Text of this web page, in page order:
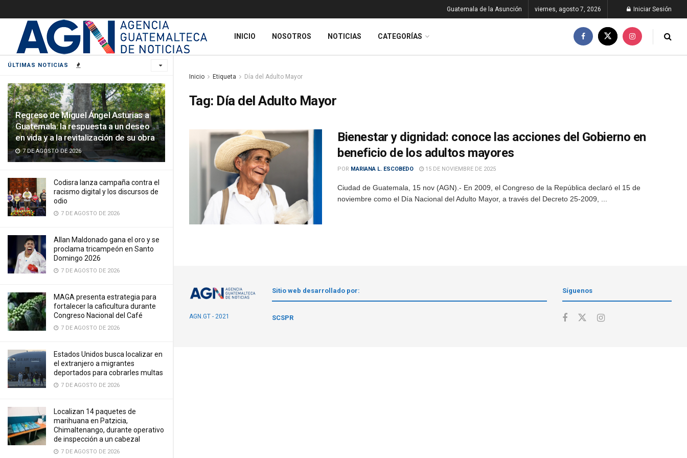
ÚLTIMAS NOTICIAS
Regreso de Miguel Ángel Asturias a
Guatemala: la respuesta a un deseo
en vida y a la revitalización de su obra
7 DE AGOSTO DE 2026
Codisra lanza campaña contra el
racismo digital y los discursos de
odio
7 DE AGOSTO DE 2026
Allan Maldonado gana el oro y se
proclama tricampeón en Santo
Domingo 2026
7 DE AGOSTO DE 2026
MAGA presenta estrategia para
fortalecer la caficultura durante
Congreso Nacional del Café
7 DE AGOSTO DE 2026
Estados Unidos busca localizar en
el extranjero a migrantes
deportados para cobrarles multas
7 DE AGOSTO DE 2026
Localizan 14 paquetes de
marihuana en Patzicia,
Chimaltenango, durante operativo
de inspección a un cabezal
7 DE AGOSTO DE 2026
Guatemala de la Asunción viernes, agosto 7, 2026 Iniciar Sesión
INICIO NOSOTROS NOTICIAS CATEGORÍAS
Inicio Etiqueta Día del Adulto Mayor
Tag: Día del Adulto Mayor
Bienestar y dignidad: conoce las acciones del Gobierno en
beneficio de los adultos mayores
POR MARIANA L. ESCOBEDO 15 DE NOVIEMBRE DE 2025
Ciudad de Guatemala, 15 nov (AGN).- En 2009, el Congreso de la República declaró el 15 de
noviembre como el Día Nacional del Adulto Mayor, a través del Decreto 25-2009, ...
AGN.GT - 2021
Sitio web desarrollado por:
SCSPR
Síguenos